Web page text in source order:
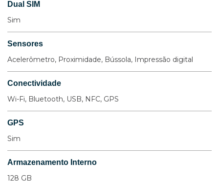
Dual SIM
Sim
Sensores
Acelerômetro, Proximidade, Bússola, Impressão digital
Conectividade
Wi-Fi, Bluetooth, USB, NFC, GPS
GPS
Sim
Armazenamento Interno
128 GB